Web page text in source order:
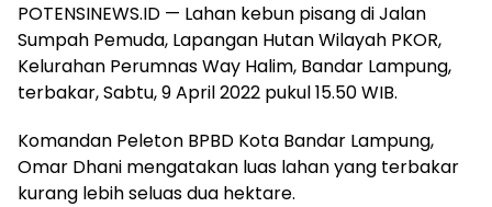
POTENSINEWS.ID — Lahan kebun pisang di Jalan
Sumpah Pemuda, Lapangan Hutan Wilayah PKOR,
Kelurahan Perumnas Way Halim, Bandar Lampung,
terbakar, Sabtu, 9 April 2022 pukul 15.50 WIB.
Komandan Peleton BPBD Kota Bandar Lampung,
Omar Dhani mengatakan luas lahan yang terbakar
kurang lebih seluas dua hektare.